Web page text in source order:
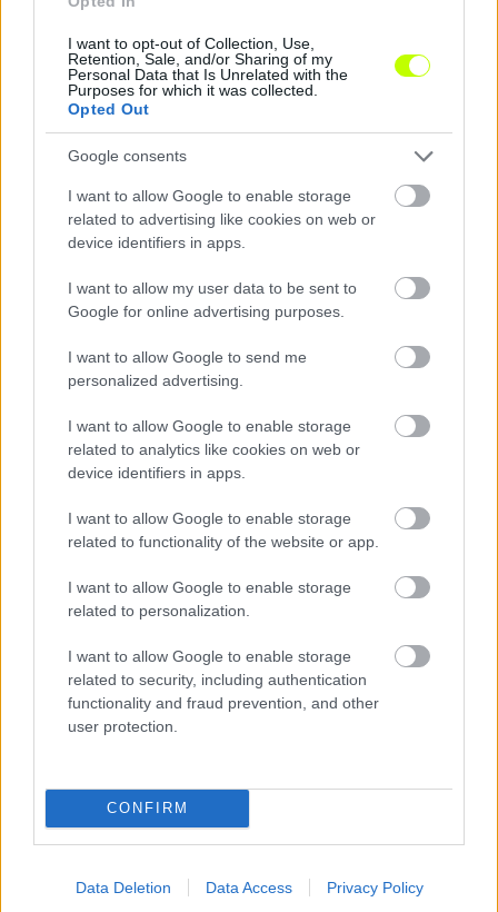
I want to opt-out of Collection, Use,
Retention, Sale, and/or Sharing of my
Personal Data that Is Unrelated with the
Purposes for which it was collected.
Opted Out
Google consents
I want to allow Google to enable storage
related to advertising like cookies on web or
device identifiers in apps.
I want to allow my user data to be sent to
Google for online advertising purposes.
I want to allow Google to send me
personalized advertising.
I want to allow Google to enable storage
related to analytics like cookies on web or
device identifiers in apps.
I want to allow Google to enable storage
related to functionality of the website or app.
I want to allow Google to enable storage
related to personalization.
I want to allow Google to enable storage
related to security, including authentication
functionality and fraud prevention, and other
user protection.
CONFIRM
Data Deletion Data Access Privacy Policy
NB III: Nyolcat vágott az MTK, kiütötték a Puskást –
potyogtak a gólok vasárnap
Az MTK II nyolcat, a Haladás hatot, a Tatabánya négyet rúgott
vasárnap, miközben a Honvéd II ötgólos meccsen maradt pont
nélkül.
MLSZ módosította a hétvégi forduló programját az
energiamegtakarítás miatt
2026.08.03.